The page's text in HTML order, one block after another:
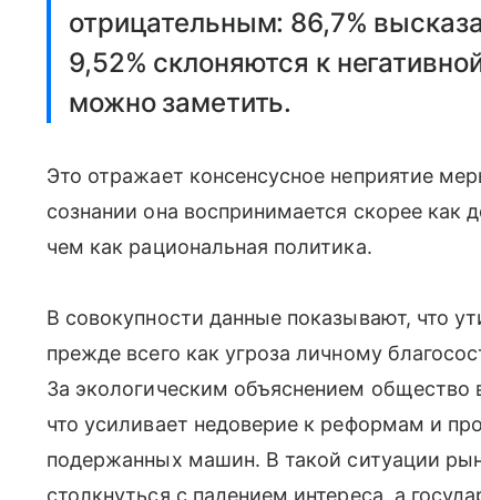
отрицательным: 86,7%
9,52% склоняются к
можно заметить.
Это отражает консенсусное неприятие
сознании она воспринимается скорее как
чем как рациональная политика.
В совокупности данные показывают, что
прежде всего как угроза личному
За экологическим объяснением общество
что усиливает недоверие к реформам и
подержанных машин. В такой ситуации
столкнуться с падением интереса, а